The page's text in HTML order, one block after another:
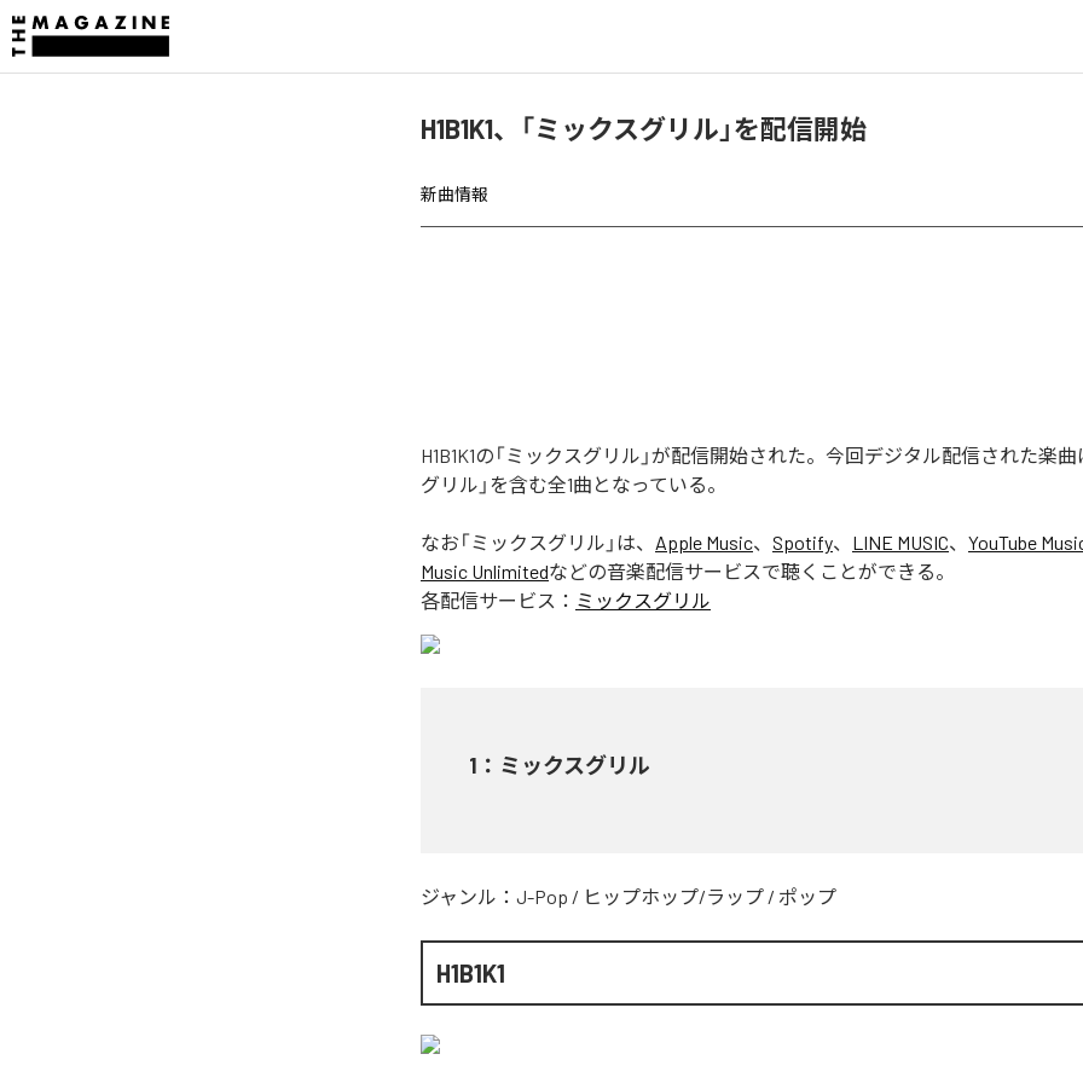
H1B1K1、「ミックスグリル」を配信開始
新曲情報
H1B1K1の「ミックスグリル」が配信開始された。今回デジタル配信された楽曲
グリル」を含む全1曲となっている。
なお「ミックスグリル 」は、 Apple Music、 Spotify、 LINE MUSIC、 YouTube
Music Unlimitedなどの音楽配信サービスで聴くことができる。
各配信サービス： ミックスグリル
1 ： ミックスグリル
ジャンル： J-Pop / ヒップホップ/ラップ / ポップ
H1B1K1